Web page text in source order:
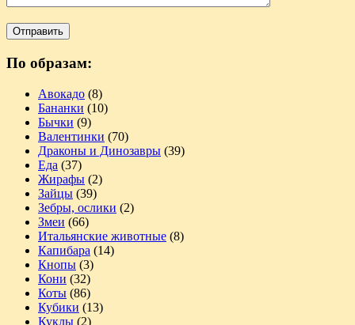
По образам:
Авокадо (8)
Бананки (10)
Бычки (9)
Валентинки (70)
Драконы и Динозавры (39)
Еда (37)
Жирафы (2)
Зайцы (39)
Зебры, ослики (2)
Змеи (66)
Итальянские животные (8)
Капибара (14)
Кнопы (3)
Кони (32)
Коты (86)
Кубики (13)
Куклы (2)